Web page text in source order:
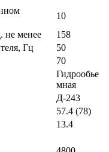
10
не менее
158
Гц
50
70
Гидрообье
мная
Д-243
57.4 (78)
13.4